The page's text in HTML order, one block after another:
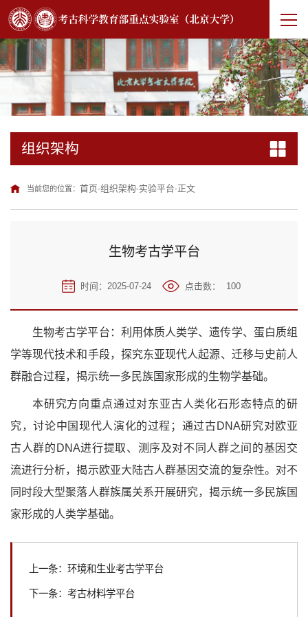
组织架构
当前您的位置： 首页-组织架构-实验平台-正文
生物考古学平台
时间：2025-07-24 点击数： 100
生物考古学平台：利用体质人类学、遗传学、蛋白质组
学等现代技术和手段，探究东亚现代人起源、迁移与史前人
群融合过程，揭示统一多民族国家形成的生物学基础。
本研究方向重点通过对东亚古人类化石形态特点的研
究，讨论中国现代人演化的过程；通过古DNA研究对欧亚
古人群的DNA进行提取、测序及对不同人群之间的基因交
流进行分析，揭示欧亚大陆古人群基因交流的复杂性。对不
同时段大型聚落人群族属关系开展研究，揭示统一多民族国
家形成的人类学基础。
上一条：环境和生业考古学平台
下一条：考古材料学平台